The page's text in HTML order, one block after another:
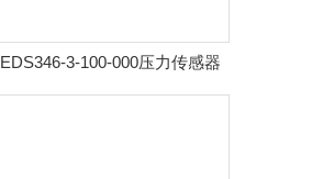
EDS346-3-100-000压力传感器
EDS346-3-100-000